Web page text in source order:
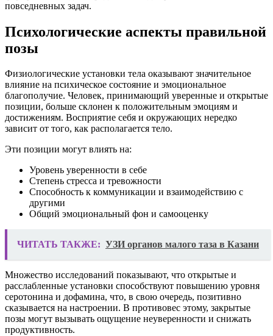
повседневных задач.
Психологические аспекты правильной
позы
Физиологические установки тела оказывают значительное
влияние на психическое состояние и эмоциональное
благополучие. Человек, принимающий уверенные и открытые
позиции, больше склонен к положительным эмоциям и
достижениям. Восприятие себя и окружающих нередко
зависит от того, как располагается тело.
Эти позиции могут влиять на:
Уровень уверенности в себе
Степень стресса и тревожности
Способность к коммуникации и взаимодействию с
другими
Общий эмоциональный фон и самооценку
ЧИТАТЬ ТАКЖЕ: УЗИ органов малого таза в Казани
Множество исследований показывают, что открытые и
расслабленные установки способствуют повышению уровня
серотонина и дофамина, что, в свою очередь, позитивно
сказывается на настроении. В противовес этому, закрытые
позы могут вызывать ощущение неуверенности и снижать
продуктивность.